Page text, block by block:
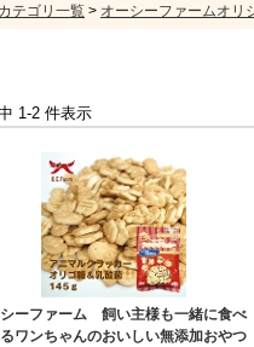
テゴリ一覧 > オーシーファームオリ
1-2 件表示
ーファーム 飼い主様も一緒に食べ
ワンちゃんのおいしい無添加おやつ